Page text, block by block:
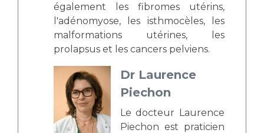
également les fibromes utérins,
l'adénomyose, les isthmocèles, les
malformations utérines, les
prolapsus et les cancers pelviens.
Dr Laurence
Piechon
Le docteur Laurence
Piechon est praticien